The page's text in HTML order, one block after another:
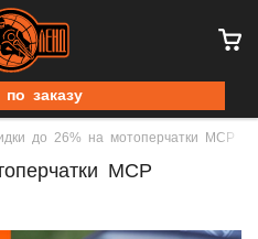
по заказу
до 26% на мотоперчатки МСР
МСР